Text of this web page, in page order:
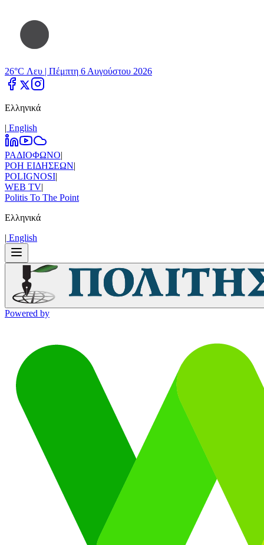
26°C Λευ | Πέμπτη 6 Αυγούστου 2026
Ελληνικά
| Εnglish
ΡΑΔΙΟΦΩΝΟ|
ΡΟΗ ΕΙΔΗΣΕΩΝ|
POLIGNOSI|
WEB TV|
Politis To The Point
Ελληνικά
| Εnglish
Powered by